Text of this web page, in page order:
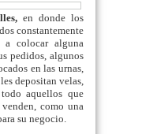
en donde los
constantemente
a colocar alguna
pedidos, algunos
en las urnas,
depositan velas,
aquellos que
como una
su negocio.